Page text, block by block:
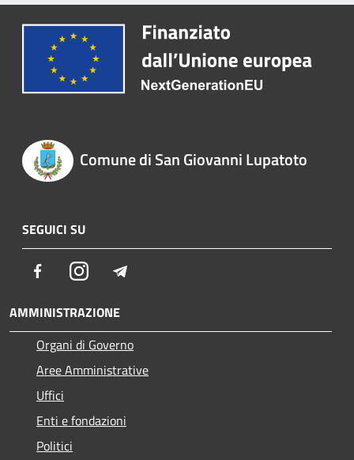
Comune di San Giovanni Lupatoto
SEGUICI SU
FacebookInstagram
AMMINISTRAZIONE
Organi di Governo
Aree Amministrative
Uffici
Enti e fondazioni
Politici